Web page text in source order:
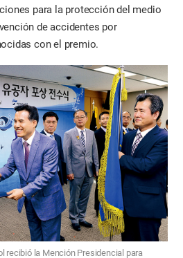
para la protección del medio
de accidentes por
con el premio.
recibió la Mención Presidencial para